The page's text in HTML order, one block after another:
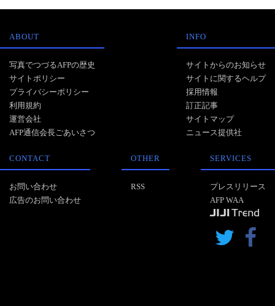
ABOUT
写真でつづるAFPの歴史
サイトポリシー
プライバシーポリシー
利用規約
運営会社
AFP通信会長ごあいさつ
INFO
サイトからのお知らせ
サイトに関するヘルプ
採用情報
訂正記事
サイトマップ
ニュース提供社
CONTACT
お問い合わせ
広告のお問い合わせ
OTHER
RSS
SERVICES
プレスリリース
AFP WAA